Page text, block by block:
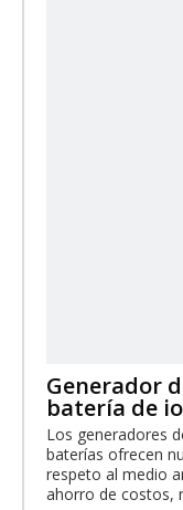
Generador
batería de
IP54 150A
Los generadores
baterías ofrecen
respeto al medio
ahorro de costos,